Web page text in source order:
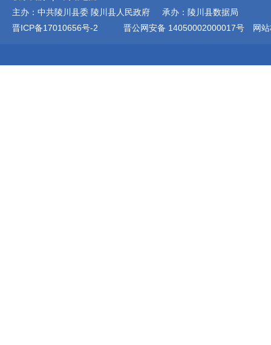
主办：中共陵川县委 陵川县人民政府 承办：陵川县数据局
晋ICP备17010656号-2
晋公网安备 14050002000017号 网